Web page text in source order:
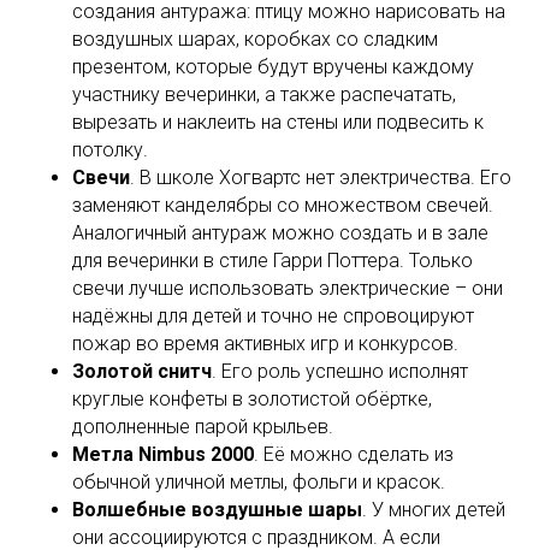
создания антуража: птицу можно нарисовать на
воздушных шарах, коробках со сладким
презентом, которые будут вручены каждому
участнику вечеринки, а также распечатать,
вырезать и наклеить на стены или подвесить к
потолку.
Свечи. В школе Хогвартс нет электричества. Его
заменяют канделябры со множеством свечей.
Аналогичный антураж можно создать и в зале
для вечеринки в стиле Гарри Поттера. Только
свечи лучше использовать электрические – они
надёжны для детей и точно не спровоцируют
пожар во время активных игр и конкурсов.
Золотой снитч. Его роль успешно исполнят
круглые конфеты в золотистой обёртке,
дополненные парой крыльев.
Метла Nimbus 2000. Её можно сделать из
обычной уличной метлы, фольги и красок.
Волшебные воздушные шары. У многих детей
они ассоциируются с праздником. А если